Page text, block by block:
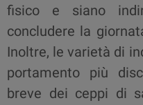
fisico e siano
concludere la
Inoltre, le varietà di
portamento più
breve dei ceppi di